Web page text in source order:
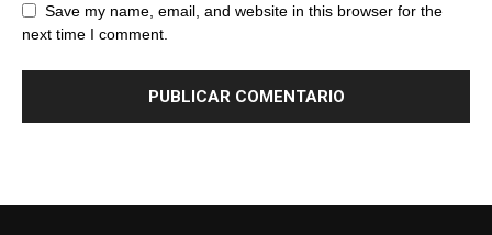
Save my name, email, and website in this browser for the
next time I comment.